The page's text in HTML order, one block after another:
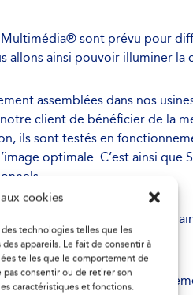
cookies
technologies telles que les
appareils. Le fait de consentir à
telles que le comportement de
consentir ou de retirer son
caractéristiques et fonctions.
Multimédia® sont prévu pour
ainsi pouvoir illuminer la
assemblées dans nos
client de bénéficier de la
ils sont testés en
optimale. C’est ainsi que
intervenir en cas de
génération et un